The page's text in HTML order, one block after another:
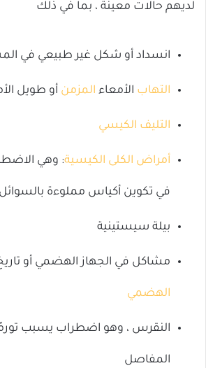
لديهم حالات معينة ، بما في ذلك
انسداد أو شكل غير طبيعي في
التهاب الأمعاء المزمن أو طويل
التليف الكيسي
أمراض الكلى الكيسية: وهي
في تكوين أكياس مملوءة بالسوائل
بيلة سيستينية
مشاكل في الجهاز الهضمي أو
الهضمي
النقرس ، وهو اضطراب يسبب
المفاصل